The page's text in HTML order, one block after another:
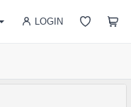
LOGIN